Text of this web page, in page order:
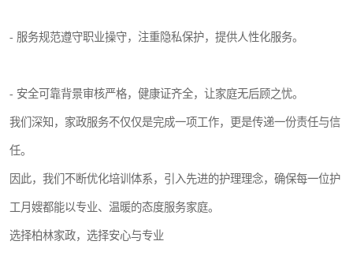
- 服务规范遵守职业操守，注重隐私保护，提供人性化服务。
- 安全可靠背景审核严格，健康证齐全，让家庭无后顾之忧。
我们深知，家政服务不仅仅是完成一项工作，更是传递一份责任与信
任。
因此，我们不断优化培训体系，引入先进的护理理念，确保每一位护
工月嫂都能以专业、温暖的态度服务家庭。
选择柏林家政，选择安心与专业